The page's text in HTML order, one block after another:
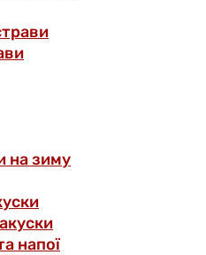
на зиму
напої